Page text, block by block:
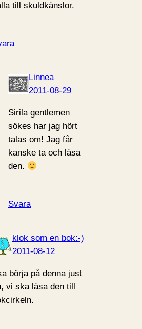
till skuldkänslor.
Linnea
2011-08-29
Sirila gentlemen
sökes har jag hört
talas om! Jag får
kanske ta och läsa
den.
Svara
klok som en bok:-)
2011-08-12
börja på denna just
vi ska läsa den till